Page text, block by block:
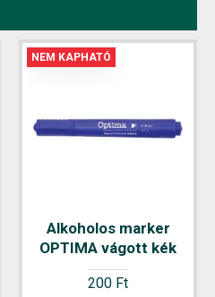
NEM KAPHATÓ
Alkoholos marker
OPTIMA vágott kék
200 Ft